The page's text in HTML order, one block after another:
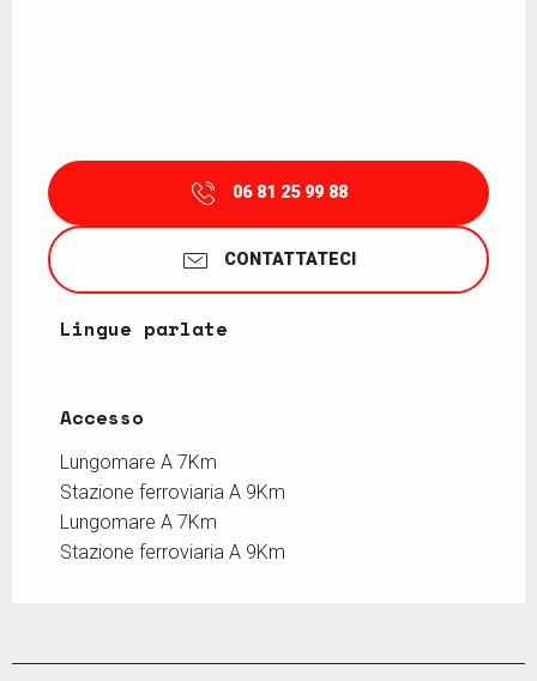
06 81 25 99 88
CONTATTATECI
Lingue parlate
Lingue parlate
Accesso
Accesso
Lungomare A 7Km
Stazione ferroviaria A 9Km
Lungomare A 7Km
Stazione ferroviaria A 9Km